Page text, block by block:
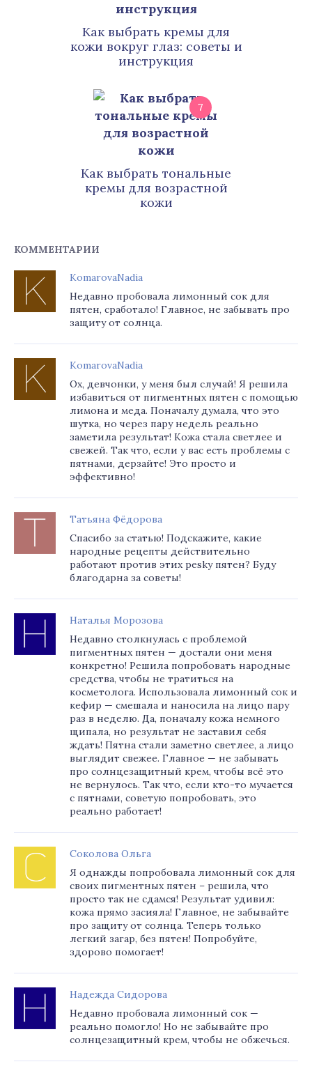
Как выбрать кремы для
кожи вокруг глаз: советы и
инструкция
7
Как выбрать тональные
кремы для возрастной
кожи
КОММЕНТАРИИ
KomarovaNadia
Недавно пробовала лимонный сок для
пятен, сработало! Главное, не забывать про
защиту от солнца.
KomarovaNadia
Ох, девчонки, у меня был случай! Я решила
избавиться от пигментных пятен с помощью
лимона и меда. Поначалу думала, что это
шутка, но через пару недель реально
заметила результат! Кожа стала светлее и
свежей. Так что, если у вас есть проблемы с
пятнами, дерзайте! Это просто и
эффективно!
Татьяна Фёдорова
Спасибо за статью! Подскажите, какие
народные рецепты действительно
работают против этих pesky пятен? Буду
благодарна за советы!
Наталья Морозова
Недавно столкнулась с проблемой
пигментных пятен — достали они меня
конкретно! Решила попробовать народные
средства, чтобы не тратиться на
косметолога. Использовала лимонный сок и
кефир — смешала и наносила на лицо пару
раз в неделю. Да, поначалу кожа немного
щипала, но результат не заставил себя
ждать! Пятна стали заметно светлее, а лицо
выглядит свежее. Главное — не забывать
про солнцезащитный крем, чтобы всё это
не вернулось. Так что, если кто-то мучается
с пятнами, советую попробовать, это
реально работает!
Соколова Ольга
Я однажды попробовала лимонный сок для
своих пигментных пятен – решила, что
просто так не сдамся! Результат удивил:
кожа прямо засияла! Главное, не забывайте
про защиту от солнца. Теперь только
легкий загар, без пятен! Попробуйте,
здорово помогает!
Надежда Сидорова
Недавно пробовала лимонный сок —
реально помогло! Но не забывайте про
солнцезащитный крем, чтобы не обжечься.